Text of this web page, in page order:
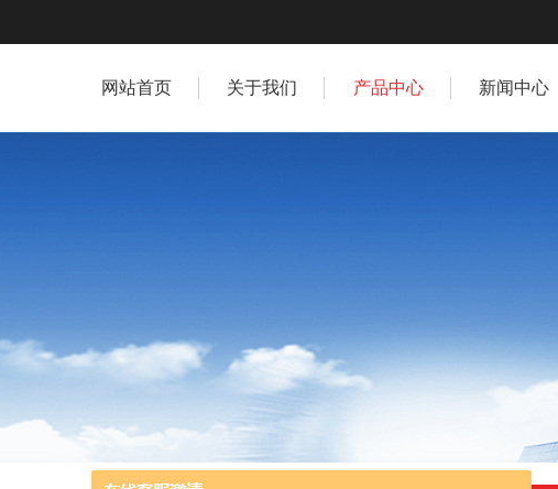
网站首页 关于我们 产品中心 新闻中心